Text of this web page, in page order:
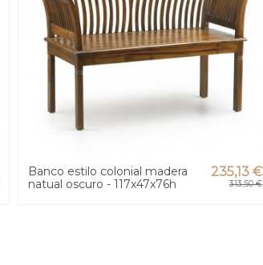
Banco estilo colonial madera
natual oscuro - 117x47x76h
235,13 €
313,50 €